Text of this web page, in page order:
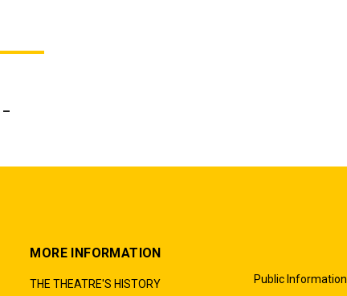
–
MORE INFORMATION
THE THEATRE'S HISTORY
Public Information